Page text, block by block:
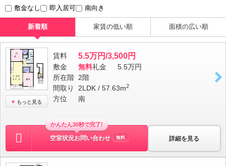
敷金なし 即入居可 南向き
新着順 家賃の低い順 面積の広い順
もっと見る
賃料 5.5万円/3,500円
敷金 無料礼金
5.5万円
所在階 2階
間取り
2LDK / 57.63m2
方位 南
詳細を見る
かんたん30秒で完了!
空室状況お問い合わせ 無料